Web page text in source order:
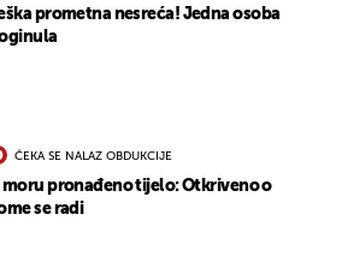
prometna nesreća! Jedna osoba
ČEKA SE NALAZ OBDUKCIJE
moru pronađeno tijelo: Otkriveno o
se radi